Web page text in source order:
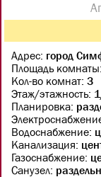
Адрес: город
Площадь комнаты:
Кол-во комнат:3
Этаж/этажность:
Планировка:
Водоснабжение:
Канализация:
Газоснабжение:
Санузел: